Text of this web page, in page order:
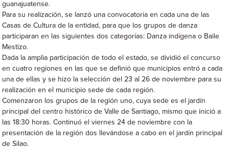
guanajuatense.
Para su realización, se lanzó una convocatoria en cada una de las
Casas de Cultura de la entidad, para que los grupos de danza
participaran en las siguientes dos categorías: Danza indígena o Baile
Mestizo.
Dada la amplia participación de todo el estado, se dividió el concurso
en cuatro regiones en las que se definió que municipios entró a cada
una de ellas y se hizo la selección del 23 al 26 de noviembre para su
realización en el municipio sede de cada región.
Comenzaron los grupos de la región uno, cuya sede es el jardín
principal del centro histórico de Valle de Santiago, mismo que inició a
las 18:30 horas. Continuó el viernes 24 de noviembre con la
presentación de la región dos llevándose a cabo en el jardín principal
de Silao.